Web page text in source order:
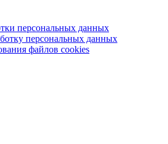
персональных данных
персональных данных
файлов cookies